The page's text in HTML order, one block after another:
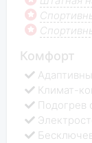
Комфорт
Климат-
Подогрев